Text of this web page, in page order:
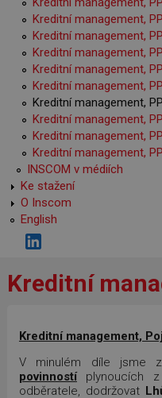
Kreditní management,
Kreditní management,
Kreditní management,
Kreditní management,
Kreditní management,
Kreditní management,
Kreditní management,
Kreditní management,
Kreditní management,
INSCOM v médiích
Ke stažení
O Inscom
English
Kreditní
Kreditní management,
V minulém díle jsme
povinnostíplynoucích z
odběratele, dodržovat